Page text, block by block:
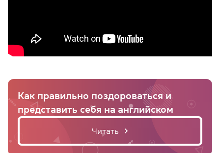
Как правильно поздороваться и
представить себя на английском
Читать